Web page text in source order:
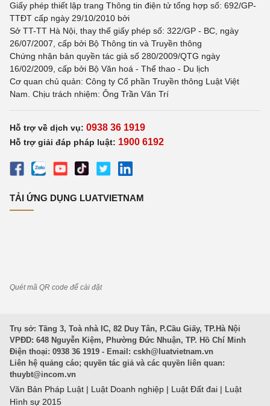
Giấy phép thiết lập trang Thông tin điện tử tổng hợp số: 692/GP-
TTĐT cấp ngày 29/10/2010 bởi
Sở TT-TT Hà Nội, thay thế giấy phép số: 322/GP - BC, ngày
26/07/2007, cấp bởi Bộ Thông tin và Truyền thông
Chứng nhận bản quyền tác giả số 280/2009/QTG ngày
16/02/2009, cấp bởi Bộ Văn hoá - Thể thao - Du lịch
Cơ quan chủ quản: Công ty Cổ phần Truyền thông Luật Việt
Nam. Chịu trách nhiệm: Ông Trần Văn Trí
Hỗ trợ về dịch vụ: 0938 36 1919
Hỗ trợ giải đáp pháp luật: 1900 6192
TẢI ỨNG DỤNG LUATVIETNAM
Quét mã QR code để cài đặt
Trụ sở: Tầng 3, Toà nhà IC, 82 Duy Tân, P.Cầu Giấy, TP.Hà Nội
VPĐD: 648 Nguyễn Kiệm, Phường Đức Nhuận, TP. Hồ Chí Minh
Điện thoại: 0938 36 1919 - Email: cskh@luatvietnam.vn
Liên hệ quảng cáo; quyền tác giả và các quyền liên quan:
thuybt@incom.vn
Văn Bản Pháp Luật | Luật Doanh nghiệp | Luật Đất đai | Luật
Hình sự 2015